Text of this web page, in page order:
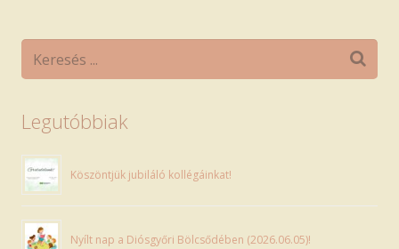
Legutóbbiak
Köszöntjük jubiláló kollégáinkat!
Nyílt nap a Diósgyőri Bölcsődében (2026.06.05)!